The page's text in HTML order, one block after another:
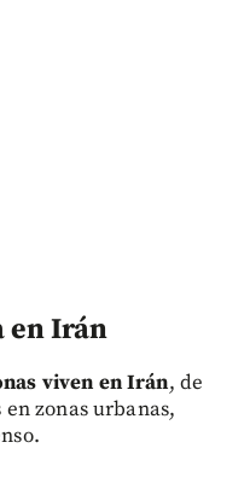
en Irán
viven en Irán, de
zonas urbanas,